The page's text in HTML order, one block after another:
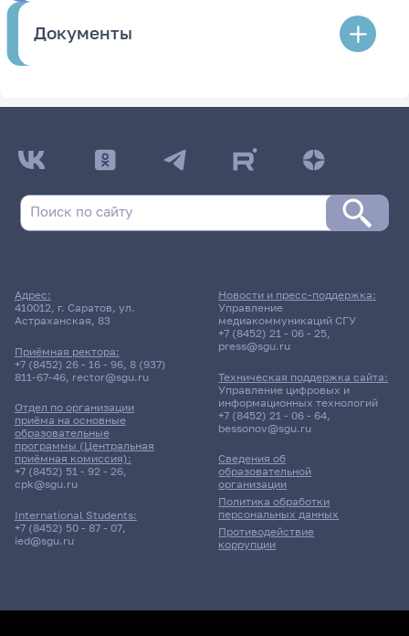
Документы
Адрес:
410012, г. Саратов, ул.
Астраханская, 83
Приёмная ректора:
+7 (8452) 26 - 16 - 96, 8 (937)
811-67-46, rector@sgu.ru
Отдел по организации
приёма на основные
образовательные
программы (Центральная
приёмная комиссия):
+7 (8452) 51 - 92 - 26,
cpk@sgu.ru
International Students:
+7 (8452) 50 - 87 - 07,
ied@sgu.ru
Сведения об
образовательной
организации
Политика обработки
персональных данных
Противодействие
коррупции
Новости и пресс-поддержка:
Управление
медиакоммуникаций СГУ
+7 (8452) 21 - 06 - 25,
press@sgu.ru
Техническая поддержка сайта:
Управление цифровых и
информационных технологий
+7 (8452) 21 - 06 - 64,
bessonov@sgu.ru